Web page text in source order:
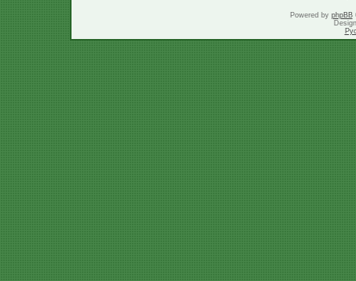
Powered by phpBB